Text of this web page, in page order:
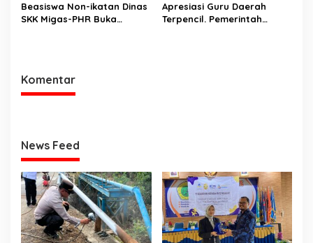
Beasiswa Non-ikatan Dinas
SKK Migas-PHR Buka
Apresiasi Guru Daerah
Terpencil. Pemerintah
Komentar
News Feed